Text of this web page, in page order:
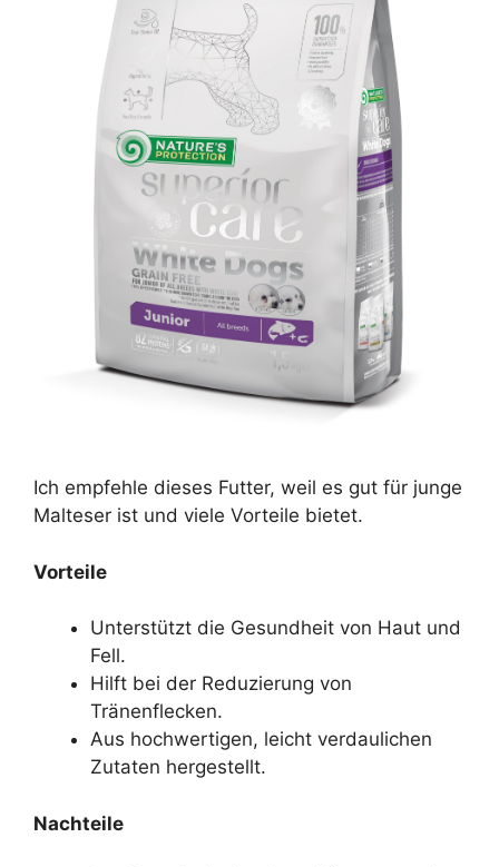
Ich empfehle dieses Futter, weil es gut für junge
Malteser ist und viele Vorteile bietet.
Vorteile
Unterstützt die Gesundheit von Haut und
Fell.
Hilft bei der Reduzierung von
Tränenflecken.
Aus hochwertigen, leicht verdaulichen
Zutaten hergestellt.
Nachteile